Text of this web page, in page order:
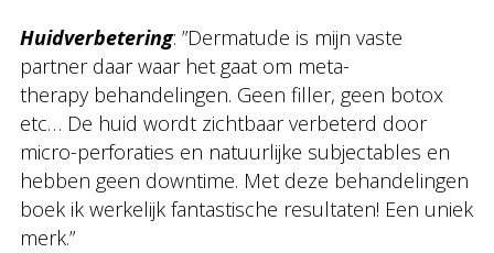
Huidverbetering: ”Dermatude is mijn vaste
partner daar waar het gaat om meta-
therapy behandelingen. Geen filler, geen botox
etc… De huid wordt zichtbaar verbeterd door
micro-perforaties en natuurlijke subjectables en
hebben geen downtime. Met deze behandelingen
boek ik werkelijk fantastische resultaten! Een uniek
merk.”